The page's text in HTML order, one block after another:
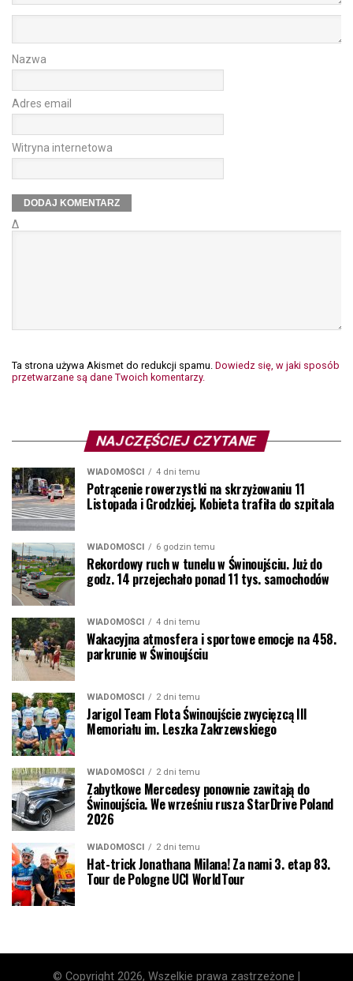
Nazwa
Adres email
Witryna internetowa
Δ
Ta strona używa Akismet do redukcji spamu. Dowiedz się, w jaki sposób
przetwarzane są dane Twoich komentarzy.
NAJCZĘŚCIEJ CZYTANE
WIADOMOŚCI 4 dni temu
Potrącenie rowerzystki na skrzyżowaniu 11
Listopada i Grodzkiej. Kobieta trafiła do szpitala
WIADOMOŚCI 6 godzin temu
Rekordowy ruch w tunelu w Świnoujściu. Już do
godz. 14 przejechało ponad 11 tys. samochodów
WIADOMOŚCI 4 dni temu
Wakacyjna atmosfera i sportowe emocje na 458.
parkrunie w Świnoujściu
WIADOMOŚCI 2 dni temu
Jarigol Team Flota Świnoujście zwycięzcą III
Memoriału im. Leszka Zakrzewskiego
WIADOMOŚCI 2 dni temu
Zabytkowe Mercedesy ponownie zawitają do
Świnoujścia. We wrześniu rusza StarDrive Poland
2026
WIADOMOŚCI 2 dni temu
Hat-trick Jonathana Milana! Za nami 3. etap 83.
Tour de Pologne UCI WorldTour
© Copyright 2026, Wszelkie prawa zastrzeżone |